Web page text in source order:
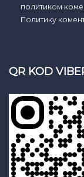
политиком
Политику
QR KOD